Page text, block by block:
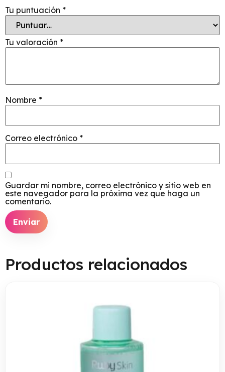
Tu puntuación *
Tu valoración *
Nombre *
Correo electrónico *
Guardar mi nombre, correo electrónico y sitio web en
este navegador para la próxima vez que haga un
comentario.
Productos relacionados